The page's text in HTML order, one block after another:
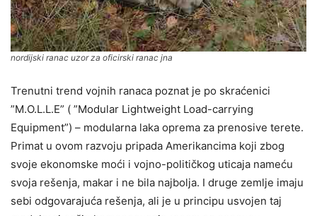
nordijski ranac uzor za oficirski ranac jna
Trenutni trend vojnih ranaca poznat je po skraćenici
”M.O.L.L.E” ( ”Modular Lightweight Load-carrying
Equipment”) – modularna laka oprema za prenosive terete.
Primat u ovom razvoju pripada Amerikancima koji zbog
svoje ekonomske moći i vojno-političkog uticaja nameću
svoja rešenja, makar i ne bila najbolja. I druge zemlje imaju
sebi odgovarajuća rešenja, ali je u principu usvojen taj